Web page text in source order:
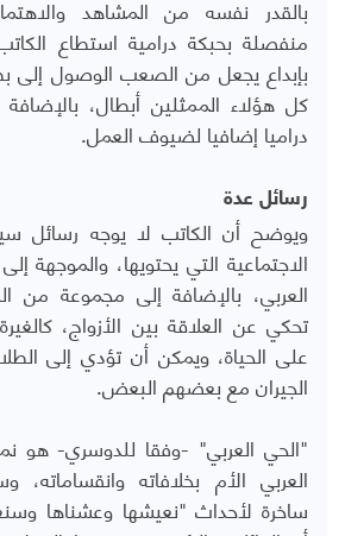
بالقدر نفسه من المشاهد
منفصلة بحبكة درامية استطاع
بإبداع يجعل من الصعب الوصول إلى
دراميا إضافيا لضيوف العمل.
رسائل عدة
ويوضح أن الكاتب لا يوجه رسائل
الاجتماعية التي يحتويها، والموجهة
العربي، بالإضافة إلى مجموعة من
تحكي عن العلاقة بين الأزواج،
على الحياة، ويمكن أن تؤدي إلى
الجيران مع بعضهم البعض.
"الحي العربي" -وفقا للدوسري- هو
العربي الأم بخلافاته
ساخرة لأحداث "نعيشها وعشناها